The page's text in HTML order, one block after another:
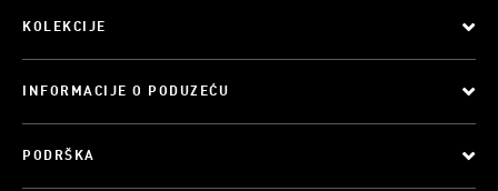
KOLEKCIJE
INFORMACIJE O PODUZEĆU
PODRŠKA